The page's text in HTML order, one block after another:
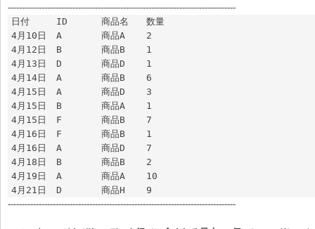
---------------------------------------------------------------------------------
日付	ID	商品名	数量
4月10日	A	商品A	2
4月12日	B	商品B	1
4月13日	D	商品D	1
4月14日	A	商品B	6
4月15日	A	商品D	3
4月15日	B	商品A	1
4月15日	F	商品B	7
4月16日	F	商品B	1
4月16日	A	商品D	7
4月18日	B	商品B	2
4月19日	A	商品A	10
4月21日	D	商品H	9
---------------------------------------------------------------------------------